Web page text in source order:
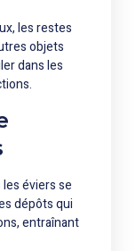
les restes
objets
dans les
éviers se
dépôts qui
entraînant